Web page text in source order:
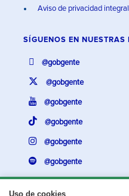
Uso de cookies
Aviso de privacidad integral
SÍGUENOS EN NUESTRAS
@gobgente
@gobgente
@gobgente
@gobgente
@gobgente
@gobgente